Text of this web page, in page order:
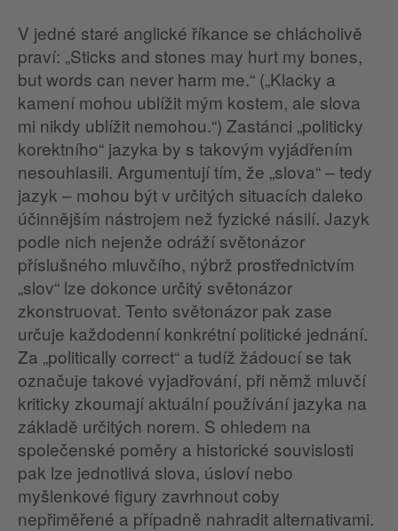
V jedné staré anglické říkance se chlácholivě
praví: „Sticks and stones may hurt my bones,
but words can never harm me.“ („Klacky a
kamení mohou ublížit mým kostem, ale slova
mi nikdy ublížit nemohou.“) Zastánci „politicky
korektního“ jazyka by s takovým vyjádřením
nesouhlasili. Argumentují tím, že „slova“ – tedy
jazyk – mohou být v určitých situacích daleko
účinnějším nástrojem než fyzické násilí. Jazyk
podle nich nejenže odráží světonázor
příslušného mluvčího, nýbrž prostřednictvím
„slov“ lze dokonce určitý světonázor
zkonstruovat. Tento světonázor pak zase
určuje každodenní konkrétní politické jednání.
Za „politically correct“ a tudíž žádoucí se tak
označuje takové vyjadřování, při němž mluvčí
kriticky zkoumají aktuální používání jazyka na
základě určitých norem. S ohledem na
společenské poměry a historické souvislosti
pak lze jednotlivá slova, úsloví nebo
myšlenkové figury zavrhnout coby
nepřiměřené a případně nahradit alternativami.